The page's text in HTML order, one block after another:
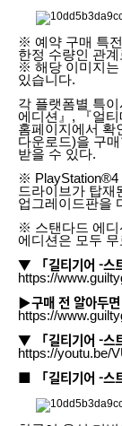
※ 예약 구매 특전
한정 수량인 관
※ 해당 이미지는
있습니다.
각 플랫폼별 특
에디션』, 『얼
홈페이지에서 확
다운로드)을 구
받을 수 있다.
※ PlayStation®4
드라이브가 탑재
업그레이드판을
※ 스탠다드 에디
에디션은 모두
▼ 「길티기어 -스
https://
▶구매 전 알아두
https://
▼ 「길티기어 -스
https://youtu.be/
■ 「길티기어 -스